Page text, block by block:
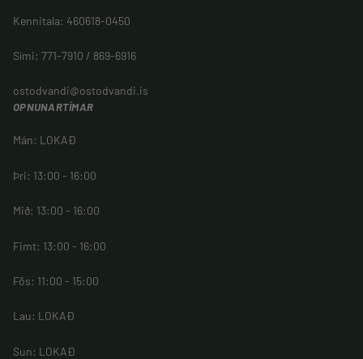
Kennitala: 460618-0450
Sími: 771-7910 / 869-6916
ostodvandi@ostodvandi.is
OPNUNARTÍMAR
Mán: LOKAÐ
Þri: 13:00 - 16:00
Mið: 13:00 - 16:00
Fimt: 13:00 - 16:00
Fös: 11:00 - 15:00
Lau: LOKAÐ
Sun: LOKAÐ